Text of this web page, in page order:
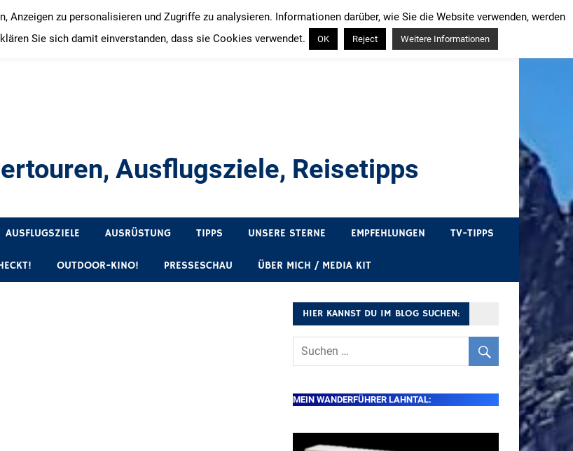
Ausflugsziele, Reisetipps
AUSFLUGSZIELE AUSRÜSTUNG TIPPS UNSERE STERNE EMPFEHLUNGEN TV-TIPPS
OUTDOOR-KINO! PRESSESCHAU ÜBER MICH / MEDIA KIT
HIER KANNST DU IM BLOG SUCHEN:
MEIN WANDERFÜHRER LAHNTAL:
zu personalisieren und Zugriffe zu analysieren. Informationen darüber, wie Sie die Website verwenden, werden
Sie sich damit einverstanden, dass sie Cookies verwendet.
OK Reject Weitere Informationen